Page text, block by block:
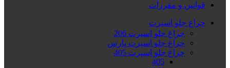
قوانین و مقررات
چراغ جلو اسپرت
چراغ جلو اسپرت 206
چراغ جلو اسپرت پارس
چراغ جلو اسپرت 405
405